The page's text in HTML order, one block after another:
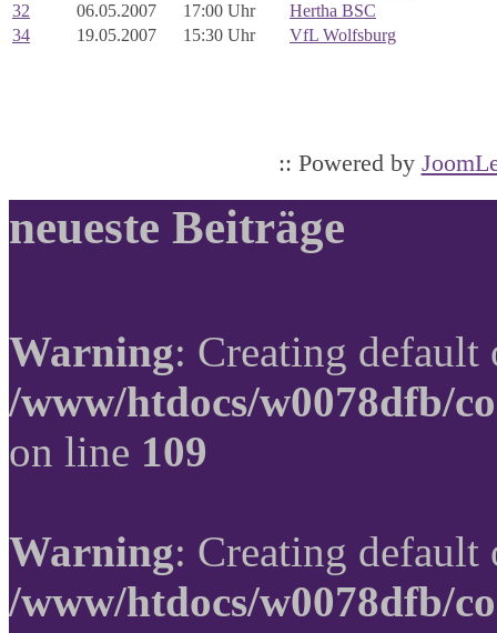
32
06.05.2007 17:00 Uhr
Hertha BSC
34
19.05.2007 15:30 Uhr VfL Wolfsburg
:: Powered by
neueste Beiträge
Warning: Creating
/www/htdocs/w0078dfb/
on line 109
Warning: Creating
/www/htdocs/w0078dfb/